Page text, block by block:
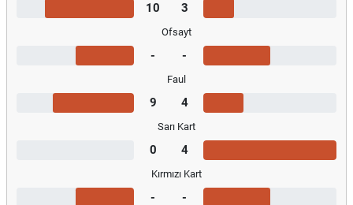
10 3
Ofsayt
- -
Faul
9 4
Sarı Kart
0 4
Kırmızı Kart
- -